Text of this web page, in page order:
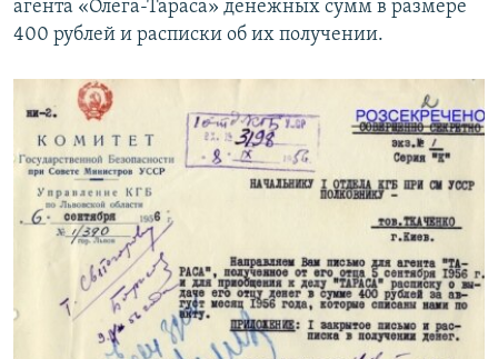
агента «Олега-Тараса» денежных сумм в размере
400 рублей и расписки об их получении.